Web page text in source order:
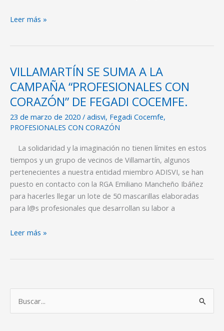
Leer más »
VILLAMARTÍN SE SUMA A LA
CAMPAÑA “PROFESIONALES CON
CORAZÓN” DE FEGADI COCEMFE.
23 de marzo de 2020 / adisvi, Fegadi Cocemfe,
PROFESIONALES CON CORAZÓN
La solidaridad y la imaginación no tienen límites en estos
tiempos y un grupo de vecinos de Villamartín, algunos
pertenecientes a nuestra entidad miembro ADISVI, se han
puesto en contacto con la RGA Emiliano Mancheño Ibáñez
para hacerles llegar un lote de 50 mascarillas elaboradas
para l@s profesionales que desarrollan su labor a
VILLAMARTÍN
SE
SUMA
A
LA
CAMPAÑA
CON
CORAZÓN”
DE
FEGADI
COCEMFE.
Leer más »